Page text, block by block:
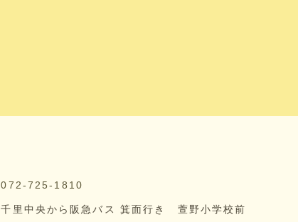
072-725-1810
千里中央から阪急バス 箕面行き 萱野小学校前